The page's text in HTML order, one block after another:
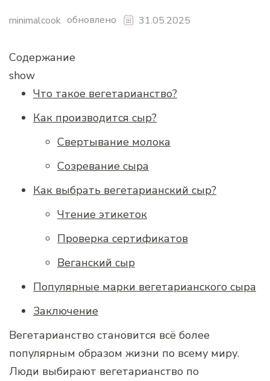
minimalcook обновлено 31.05.2025
Содержание
show
Что такое вегетарианство?
Как производится сыр?
Свертывание молока
Созревание сыра
Как выбрать вегетарианский сыр?
Чтение этикеток
Проверка сертификатов
Веганский сыр
Популярные марки вегетарианского сыра
Заключение
Вегетарианство становится всё более
популярным образом жизни по всему миру.
Люди выбирают вегетарианство по